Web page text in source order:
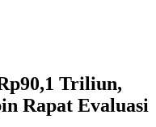
Triliun,
Rapat Evaluasi